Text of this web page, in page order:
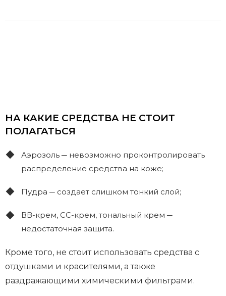
НА КАКИЕ СРЕДСТВА НЕ СТОИТ
ПОЛАГАТЬСЯ
Аэрозоль ─ невозможно проконтролировать
распределение средства на коже;
Пудра ─ создает слишком тонкий слой;
ВВ-крем, СС-крем, тональный крем ─
недостаточная защита.
Кроме того, не стоит использовать средства с
отдушками и красителями, а также
раздражающими химическими фильтрами.